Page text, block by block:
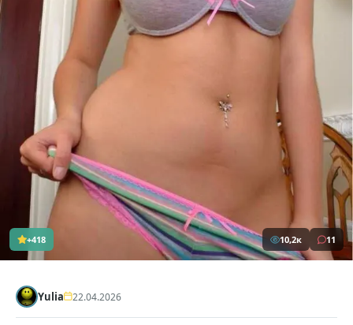
+418 10,2к 11
Yulia 22.04.2026